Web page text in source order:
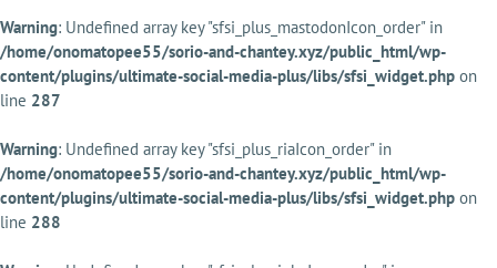
Warning: Undefined array key "sfsi_plus_mastodonIcon_order" in
/home/onomatopee55/sorio-and-chantey.xyz/public_html/wp-
content/plugins/ultimate-social-media-plus/libs/sfsi_widget.php on
line 287
Warning: Undefined array key "sfsi_plus_riaIcon_order" in
/home/onomatopee55/sorio-and-chantey.xyz/public_html/wp-
content/plugins/ultimate-social-media-plus/libs/sfsi_widget.php on
line 288